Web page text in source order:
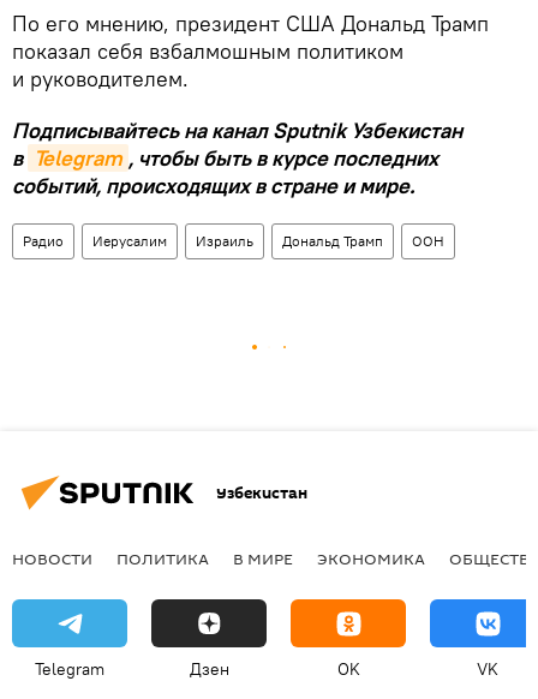
По его мнению, президент США Дональд Трамп
показал себя взбалмошным политиком
и руководителем.
Подписывайтесь на канал Sputnik Узбекистан
в Telegram , чтобы быть в курсе последних
событий, происходящих в стране и мире.
Радио Иерусалим Израиль Дональд Трамп ООН
Узбекистан
НОВОСТИ ПОЛИТИКА В МИРЕ ЭКОНОМИКА
Telegram Дзен OK VK